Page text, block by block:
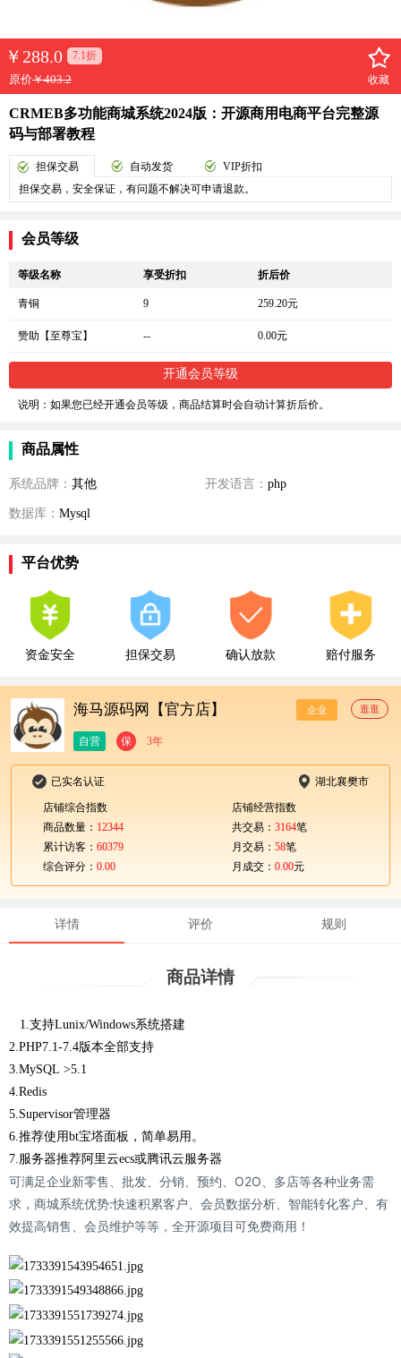
￥ 288.0 7.1折
原价￥403.2 收藏
CRMEB多功能商城系统2024版：开源商用电商平台完整源
码与部署教程
担保交易 自动发货
VIP折扣
担保交易，安全保证，有问题不解决可申请退款。
会员等级
等级名称 享受折扣 折后价
青铜 9 259.20元
赞助【至尊宝】 -- 0.00元
开通会员等级
说明：如果您已经开通会员等级，商品结算时会自动计算折后价。
商品属性
系统品牌： 其他 开发语言： php
数据库： Mysql
平台优势
资金安全 担保交易 确认放款 赔付服务
海马源码网【官方店】 企业 逛逛
自营 保 3年
已实名认证 湖北襄樊市
店铺综合指数
商品数量： 12344
累计访客： 60379
综合评分： 0.00
店铺经营指数
共交易： 3164笔
月交易： 58笔
月成交： 0.00元
详情 评价 规则
商品详情
1.支持Lunix/Windows系统搭建
2.PHP7.1-7.4版本全部支持
3.MySQL >5.1
4.Redis
5.Supervisor管理器
6.推荐使用bt宝塔面板，简单易用。
7.服务器推荐阿里云ecs或腾讯云服务器
可满足企业新零售、批发、分销、预约、O2O、多店等各种业务需
求，商城系统优势:快速积累客户、会员数据分析、智能转化客户、有
效提高销售、会员维护等等，全开源项目可免费商用！